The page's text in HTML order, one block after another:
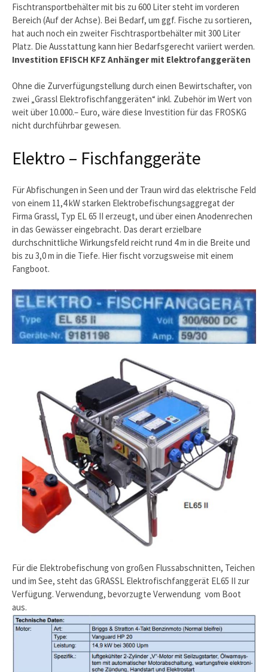
Fischtransportbehälter mit bis zu 600 Liter steht im vorderen
Bereich (Auf der Achse). Bei Bedarf, um ggf. Fische zu sortieren,
hat auch noch ein zweiter Fischtrasportbehälter mit 300 Liter
Platz. Die Ausstattung kann hier Bedarfsgerecht variiert werden.
Investition EFISCH KFZ Anhänger mit Elektrofanggeräten
Ohne die Zurverfügungstellung durch einen Bewirtschafter, von
zwei „Grassl Elektrofischfanggeräten“ inkl. Zubehör im Wert von
weit über 10.000.– Euro, wäre diese Investition für das FROSKG
nicht durchführbar gewesen.
Elektro – Fischfanggeräte
Für Abfischungen in Seen und der Traun wird das elektrische Feld
von einem 11,4 kW starken Elektrobefischungsaggregat der
Firma Grassl, Typ EL 65 II erzeugt, und über einen Anodenrechen
in das Gewässer eingebracht. Das derart erzielbare
durchschnittliche Wirkungsfeld reicht rund 4 m in die Breite und
bis zu 3,0 m in die Tiefe. Hier fischt vorzugsweise mit einem
Fangboot.
Für die Elektrobefischung von großen Flussabschnitten, Teichen
und im See, steht das GRASSL Elektrofischfanggerät EL65 II zur
Verfügung. Verwendung, bevorzugte Verwendung vom Boot
aus.